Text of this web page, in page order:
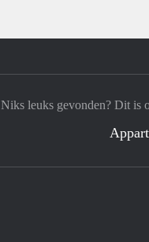
Niks leuks gevonden? Dit is